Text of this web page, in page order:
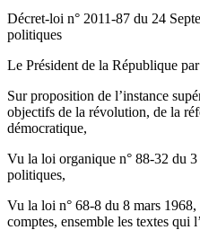
Décret-loi n° 2011-87 du 24
politiques
Le Président de la République
Sur proposition de l’instance
objectifs de la révolution, de la
démocratique,
Vu la loi organique n° 88-32 du
politiques,
Vu la loi n° 68-8 du 8 mars
comptes, ensemble les textes qui